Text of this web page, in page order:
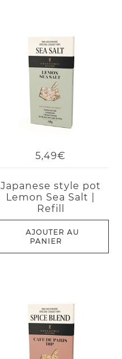
5,49€
Japanese style pot
Lemon Sea Salt |
Refill
AJOUTER AU
PANIER